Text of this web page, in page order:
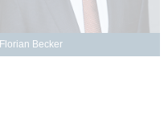
Florian Becker